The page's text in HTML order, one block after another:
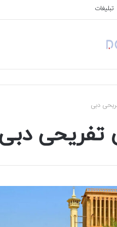
تبلیغات
دبی
تفریحی